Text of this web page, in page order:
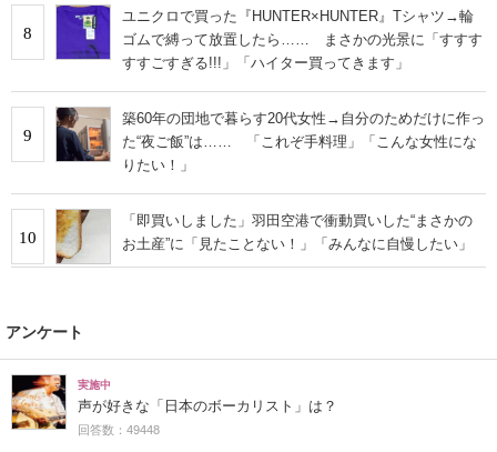
8
ユニクロで買った『HUNTER×HUNTER』Tシャツ→輪
ゴムで縛って放置したら…… まさかの光景に「すすす
すすごすぎる!!!」「ハイター買ってきます」
9
築60年の団地で暮らす20代女性→自分のためだけに作っ
た“夜ご飯”は…… 「これぞ手料理」「こんな女性にな
りたい！」
10
「即買いしました」羽田空港で衝動買いした“まさかの
お土産”に「見たことない！」「みんなに自慢したい」
アンケート
実施中
声が好きな「日本のボーカリスト」は？
回答数：49448